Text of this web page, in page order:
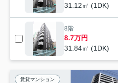
31.12㎡ (1DK)
8階
8.7万円
31.84㎡ (1DK)
賃貸マンション